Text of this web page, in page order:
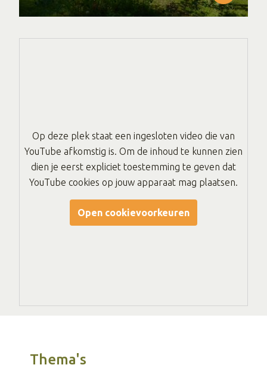
Op deze plek staat een ingesloten video die van
YouTube afkomstig is. Om de inhoud te kunnen zien
dien je eerst expliciet toestemming te geven dat
YouTube cookies op jouw apparaat mag plaatsen.
Open cookievoorkeuren
Thema's